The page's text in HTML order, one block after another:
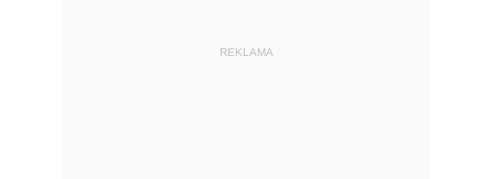
REKLAMA